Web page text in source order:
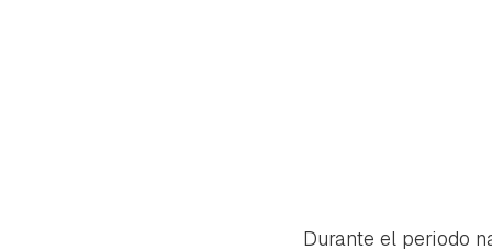
Durante el periodo